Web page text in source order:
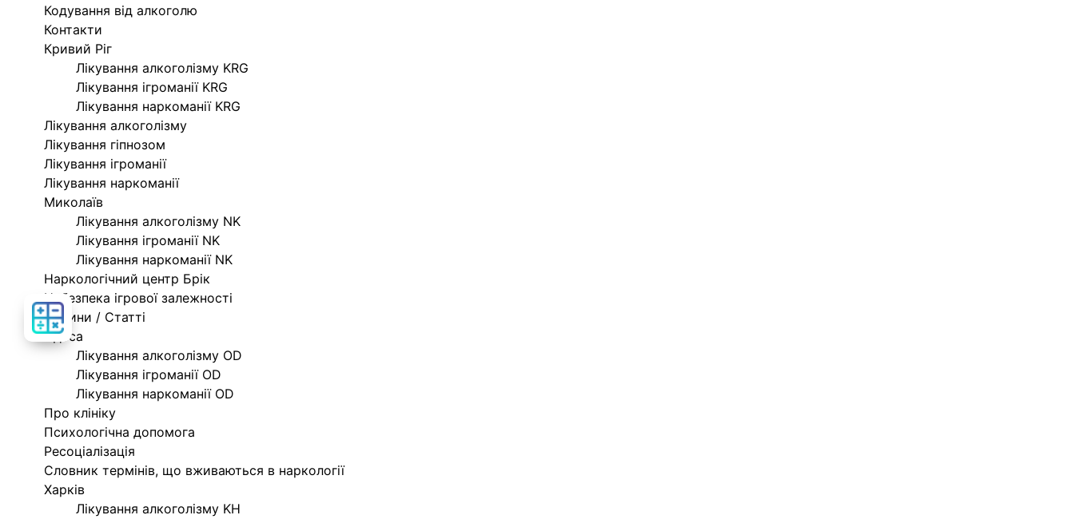
Кодування від алкоголю
Контакти
Кривий Ріг
Лікування алкоголізму KRG
Лікування ігроманії KRG
Лікування наркоманії KRG
Лікування алкоголізму
Лікування гіпнозом
Лікування ігроманії
Лікування наркоманії
Миколаїв
Лікування алкоголізму NK
Лікування ігроманії NK
Лікування наркоманії NK
Наркологічний центр Брік
Небезпека ігрової залежності
Новини / Статті
Одеса
Лікування алкоголізму OD
Лікування ігроманії OD
Лікування наркоманії OD
Про клініку
Психологічна допомога
Ресоціалізація
Словник термінів, що вживаються в наркології
Харків
Лікування алкоголізму KH
Розрахувати
вартість